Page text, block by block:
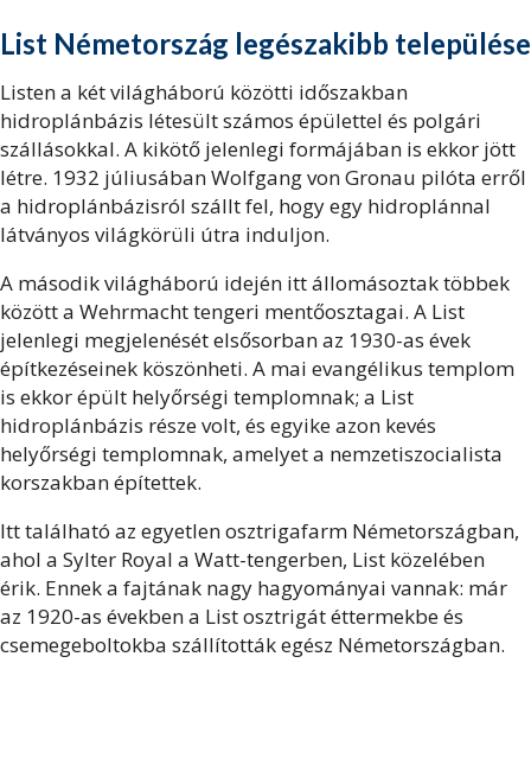
List Németország legészakibb települése
Listen a két világháború közötti időszakban
hidroplánbázis létesült számos épülettel és polgári
szállásokkal. A kikötő jelenlegi formájában is ekkor jött
létre. 1932 júliusában Wolfgang von Gronau pilóta erről
a hidroplánbázisról szállt fel, hogy egy hidroplánnal
látványos világkörüli útra induljon.
A második világháború idején itt állomásoztak többek
között a Wehrmacht tengeri mentőosztagai. A List
jelenlegi megjelenését elsősorban az 1930-as évek
építkezéseinek köszönheti. A mai evangélikus templom
is ekkor épült helyőrségi templomnak; a List
hidroplánbázis része volt, és egyike azon kevés
helyőrségi templomnak, amelyet a nemzetiszocialista
korszakban építettek.
Itt található az egyetlen osztrigafarm Németországban,
ahol a Sylter Royal a Watt-tengerben, List közelében
érik. Ennek a fajtának nagy hagyományai vannak: már
az 1920-as években a List osztrigát éttermekbe és
csemegeboltokba szállították egész Németországban.